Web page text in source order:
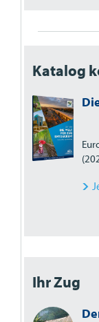
Katalog
Ihr Zug